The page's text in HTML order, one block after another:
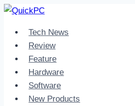
Skip
contentTech News
Review
Feature
Hardware
Software
New Products